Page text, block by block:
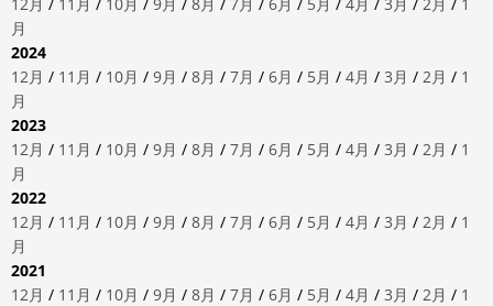
月
2024
12月 / 11月 / 10月 / 9月 / 8月 / 7月 / 6月 / 5月 / 4月 / 3月 / 2月 / 1
月
2023
12月 / 11月 / 10月 / 9月 / 8月 / 7月 / 6月 / 5月 / 4月 / 3月 / 2月 / 1
月
2022
12月 / 11月 / 10月 / 9月 / 8月 / 7月 / 6月 / 5月 / 4月 / 3月 / 2月 / 1
月
2021
12月 / 11月 / 10月 / 9月 / 8月 / 7月 / 6月 / 5月 / 4月 / 3月 / 2月 / 1